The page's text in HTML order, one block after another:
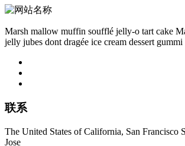
Marsh mallow muffin soufflé jelly-o tart cake
jelly jubes dont dragée ice cream dessert gummi
联系
The United States of California, San Francisco
Jose